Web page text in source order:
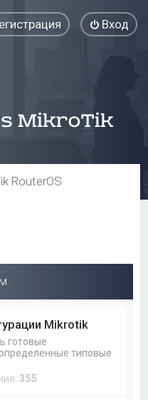
Вход
RouterOS
Mikrotik
готовые
типовые
355